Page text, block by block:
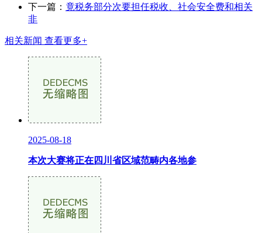
下一篇： 竟税务部分次要担任税收、社会安全费和相关
非
相关新闻 查看更多+
2025-08-18
本次大赛将正在四川省区域范畴内各地参